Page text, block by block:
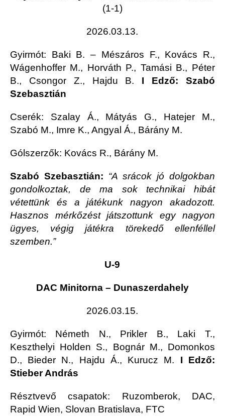
(1-1)
2026.03.13.
Gyirmót: Baki B. – Mészáros F., Kovács R.,
Wágenhoffer M., Horváth P., Tamási B., Péter
B., Csongor Z., Hajdu B. I Edző: Szabó
Szebasztián
Cserék: Szalay Á., Mátyás G., Hatejer M.,
Szabó M., Imre K., Angyal Á., Bárány M.
Gólszerzők: Kovács R., Bárány M.
Szabó Szebasztián: “A srácok jó dolgokban
gondolkoztak, de ma sok technikai hibát
vétettünk és a játékunk nagyon akadozott.
Hasznos mérkőzést játszottunk egy nagyon
ügyes, végig játékra törekedő ellenféllel
szemben.”
U-9
DAC Minitorna – Dunaszerdahely
2026.03.15.
Gyirmót: Németh N., Prikler B., Laki T.,
Keszthelyi Holden S., Bognár M., Domonkos
D., Bieder N., Hajdu Á., Kurucz M. I Edző:
Stieber András
Résztvevő csapatok: Ruzomberok, DAC,
Rapid Wien, Slovan Bratislava, FTC